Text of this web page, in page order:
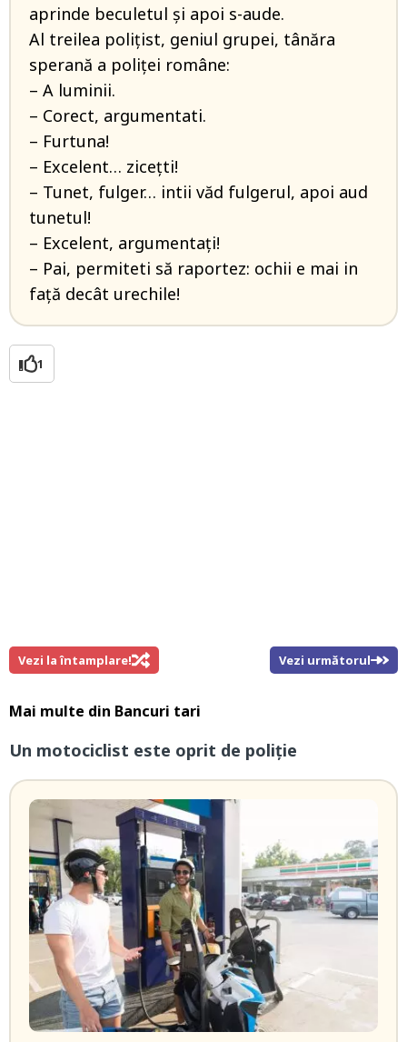
aprinde beculetul şi apoi s-aude.
Al treilea poliţist, geniul grupei, tânăra
sperană a poliţei române:
– A luminii.
– Corect, argumentati.
– Furtuna!
– Excelent… ziceţti!
– Tunet, fulger… intii văd fulgerul, apoi aud
tunetul!
– Excelent, argumentaţi!
– Pai, permiteti să raportez: ochii e mai in
faţă decât urechile!
1
Vezi la întamplare! Vezi următorul
Mai multe din Bancuri tari
Un motociclist este oprit de poliție